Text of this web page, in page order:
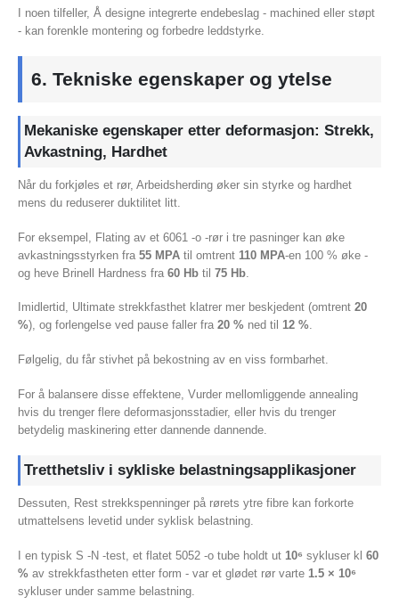
I noen tilfeller, Å designe integrerte endebeslag - machined eller støpt
- kan forenkle montering og forbedre leddstyrke.
6. Tekniske egenskaper og ytelse
Mekaniske egenskaper etter deformasjon: Strekk,
Avkastning, Hardhet
Når du forkjøles et rør, Arbeidsherding øker sin styrke og hardhet
mens du reduserer duktilitet litt.
For eksempel, Flating av et 6061 -o -rør i tre pasninger kan øke
avkastningsstyrken fra 55 MPA til omtrent 110 MPA-en 100 % øke -
og heve Brinell Hardness fra 60 Hb til 75 Hb
Imidlertid, Ultimate strekkfasthet klatrer mer beskjedent (omtrent 20
%), og forlengelse ved pause faller fra 20 % ned til 12 %.
Følgelig, du får stivhet på bekostning av en viss formbarhet.
For å balansere disse effektene, Vurder mellomliggende annealing
hvis du trenger flere deformasjonsstadier, eller hvis du trenger
betydelig maskinering etter dannende dannende.
Tretthetsliv i sykliske belastningsapplikasjoner
Dessuten, Rest strekkspenninger på rørets ytre fibre kan forkorte
utmattelsens levetid under syklisk belastning.
I en typisk S -N -test, et flatet 5052 -o tube holdt ut 10⁶ sykluser kl 60
% av strekkfastheten etter form - var et glødet rør varte 1.5 × 10⁶
sykluser under samme belastning.